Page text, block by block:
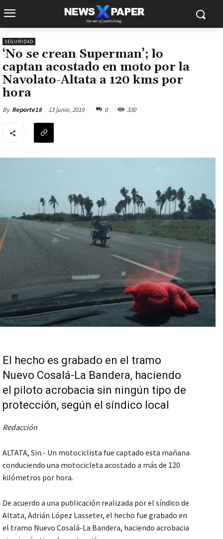
SEGURIDAD
‘No se crean Superman’; lo
captan acostado en moto por la
Navolato-Altata a 120 kms por
hora
By Reporte18 13 junio, 2019 0 330
El hecho es grabado en el tramo
Nuevo Cosalá-La Bandera, haciendo
el piloto acrobacia sin ningún tipo de
protección, según el síndico local
Redacción
ALTATA, Sin.- Un motociclista fue captado esta mañana
conduciendo una motocicleta acostado a más de 120
kilómetros por hora.
De acuerdo a una publicación realizada por el síndico de
Altata, Adrián López Lasseter, el hecho fue grabado en
el tramo Nuevo Cosalá-La Bandera, haciendo acrobacia